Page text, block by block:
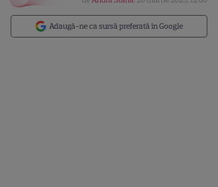
Adaugă-ne ca sursă preferată în Google